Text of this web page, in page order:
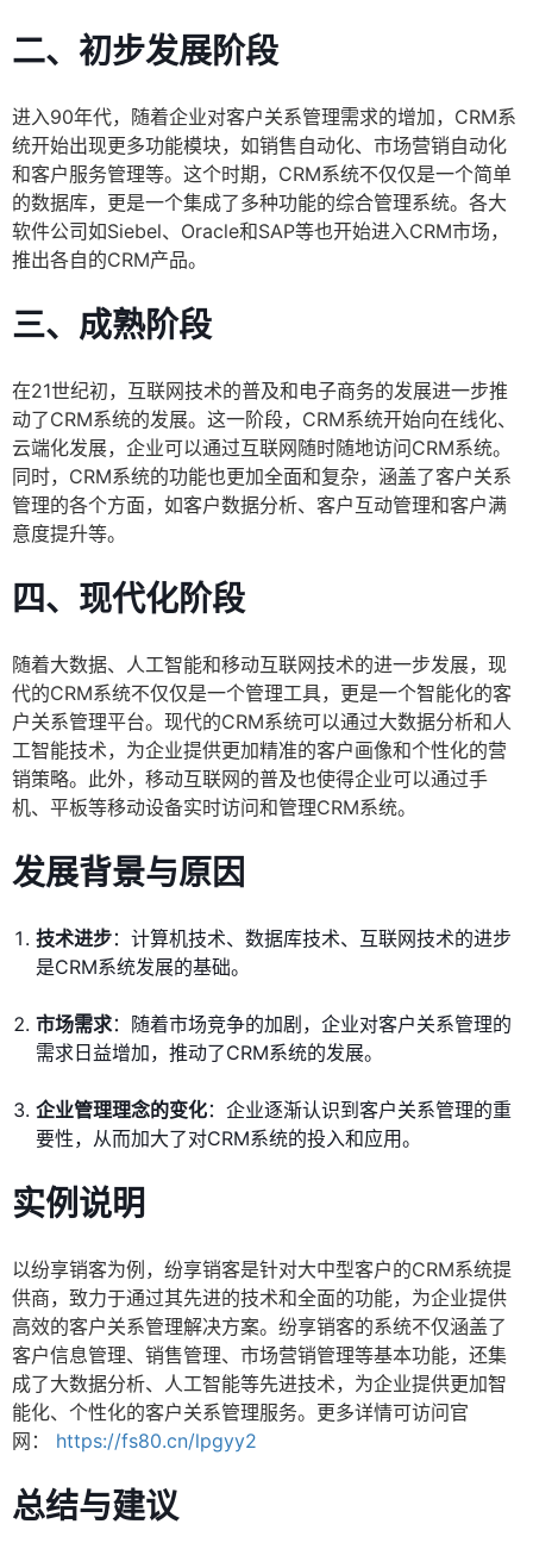
二、初步发展阶段
进入90年代，随着企业对客户关系管理需求的增加，CRM系
统开始出现更多功能模块，如销售自动化、市场营销自动化
和客户服务管理等。这个时期，CRM系统不仅仅是一个简单
的数据库，更是一个集成了多种功能的综合管理系统。各大
软件公司如Siebel、Oracle和SAP等也开始进入CRM市场，
推出各自的CRM产品。
三、成熟阶段
在21世纪初，互联网技术的普及和电子商务的发展进一步推
动了CRM系统的发展。这一阶段，CRM系统开始向在线化、
云端化发展，企业可以通过互联网随时随地访问CRM系统。
同时，CRM系统的功能也更加全面和复杂，涵盖了客户关系
管理的各个方面，如客户数据分析、客户互动管理和客户满
意度提升等。
四、现代化阶段
随着大数据、人工智能和移动互联网技术的进一步发展，现
代的CRM系统不仅仅是一个管理工具，更是一个智能化的客
户关系管理平台。现代的CRM系统可以通过大数据分析和人
工智能技术，为企业提供更加精准的客户画像和个性化的营
销策略。此外，移动互联网的普及也使得企业可以通过手
机、平板等移动设备实时访问和管理CRM系统。
发展背景与原因
技术进步：计算机技术、数据库技术、互联网技术的进步
是CRM系统发展的基础。
市场需求：随着市场竞争的加剧，企业对客户关系管理的
需求日益增加，推动了CRM系统的发展。
企业管理理念的变化：企业逐渐认识到客户关系管理的重
要性，从而加大了对CRM系统的投入和应用。
实例说明
以纷享销客为例，纷享销客是针对大中型客户的CRM系统提
供商，致力于通过其先进的技术和全面的功能，为企业提供
高效的客户关系管理解决方案。纷享销客的系统不仅涵盖了
客户信息管理、销售管理、市场营销管理等基本功能，还集
成了大数据分析、人工智能等先进技术，为企业提供更加智
能化、个性化的客户关系管理服务。更多详情可访问官
网：
https://fs80.cn/lpgyy2
总结与建议